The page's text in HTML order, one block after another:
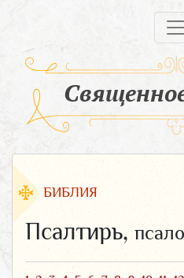
БИБЛИЯ
Псалтирь,